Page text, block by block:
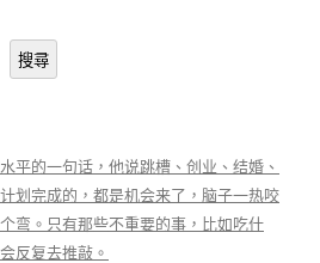
搜尋
平的一句话，他说跳槽、创业、结婚、
划完成的，都是机会来了，脑子一热咬
弯。只有那些不重要的事，比如吃什
反复去推敲。